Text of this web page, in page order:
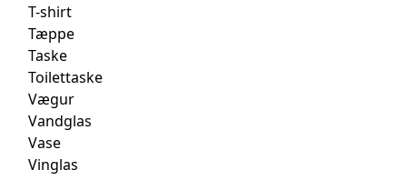
T-shirt
Tæppe
Taske
Toilettaske
Vægur
Vandglas
Vase
Vinglas